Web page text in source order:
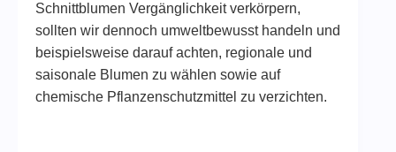
Schnittblumen Vergänglichkeit verkörpern,
sollten wir dennoch umweltbewusst handeln und
beispielsweise darauf achten, regionale und
saisonale Blumen zu wählen sowie auf
chemische Pflanzenschutzmittel zu verzichten.